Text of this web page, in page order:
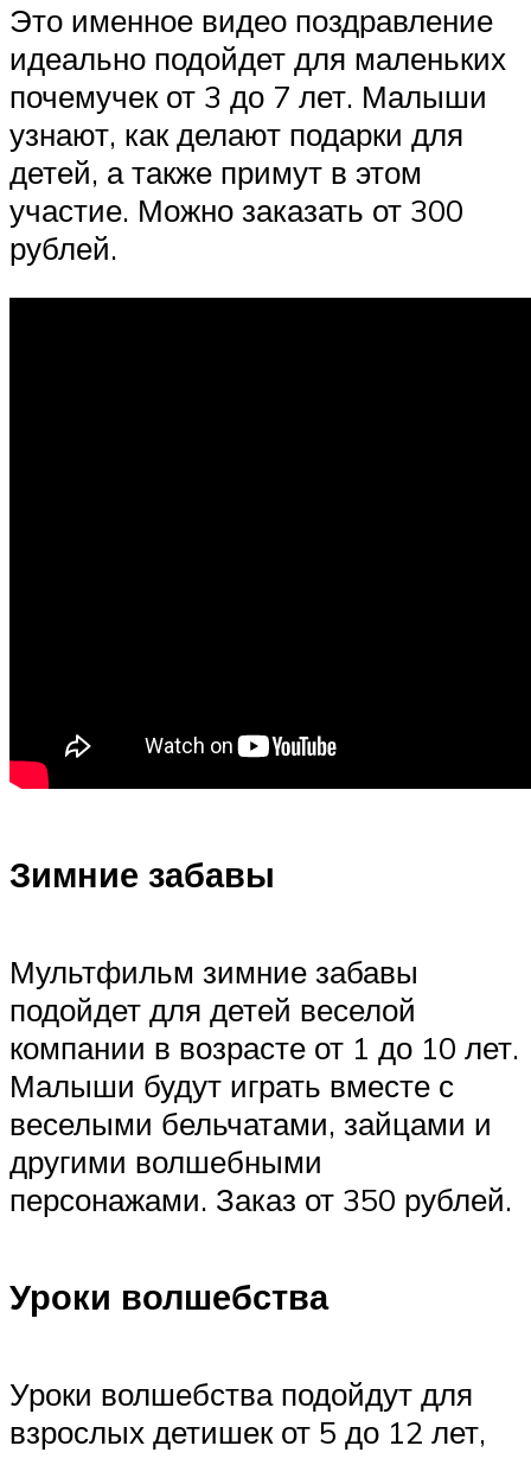
Это именное видео поздравление
идеально подойдет для маленьких
почемучек от 3 до 7 лет. Малыши
узнают, как делают подарки для
детей, а также примут в этом
участие. Можно заказать от 300
рублей.
Зимние забавы
Мультфильм зимние забавы
подойдет для детей веселой
компании в возрасте от 1 до 10 лет.
Малыши будут играть вместе с
веселыми бельчатами, зайцами и
другими волшебными
персонажами. Заказ от 350 рублей.
Уроки волшебства
Уроки волшебства подойдут для
взрослых детишек от 5 до 12 лет,